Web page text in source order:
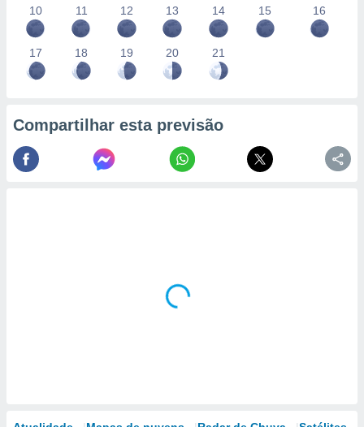
10 11 12 13 14 15 16
17 18 19 20 21
Compartilhar esta previsão